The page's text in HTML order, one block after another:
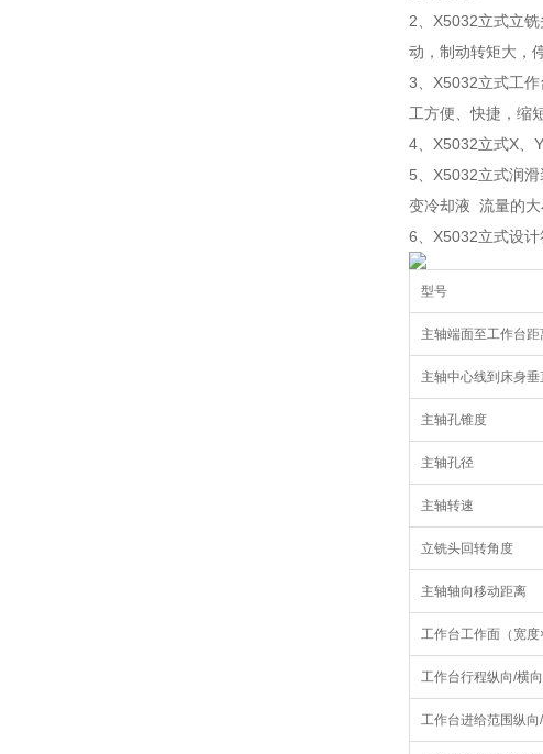
2、X5032立式立
动，制动转矩大，
3、X5032立式工
工方便、快捷，缩
4、X5032立式X、
5、X5032立式润
变冷却液 流量的大
6、X5032立式设
型号
主轴端面至工作台距
主轴中心线到床身
主轴孔锥度
主轴孔径
主轴转速
立铣头回转角度
主轴轴向移动距离
工作台工作面（宽度
工作台行程纵向/横
工作台进给范围纵向